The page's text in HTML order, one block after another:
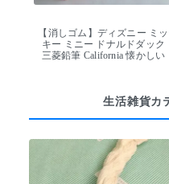
【消しゴム】ディズニー ミッ
キー ミニー ドナルドダック
三菱鉛筆 California 懐かしい
生活雑貨カ